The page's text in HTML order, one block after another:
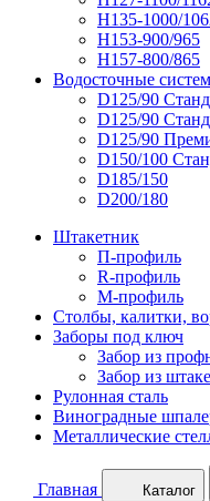
Н135-1000/
Н153-900/965
Н157-800/865
Водосточные
D125/90
D125/90
D125/90
D150/100
D185/150
D200/180
Штакетник
П-профиль
R-профиль
М-профиль
Столбы, калитки,
Заборы под ключ
Забор из
Забор из
Рулонная сталь
Виноградные
Металлические
Главная Каталог